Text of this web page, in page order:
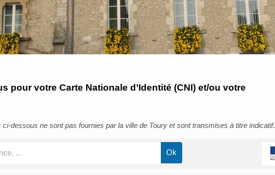
pour votre Carte Nationale d’Identité (CNI) et/ou votre
ci-dessous ne sont pas fournies par la ville de Toury et sont transmises à titre indicatif.